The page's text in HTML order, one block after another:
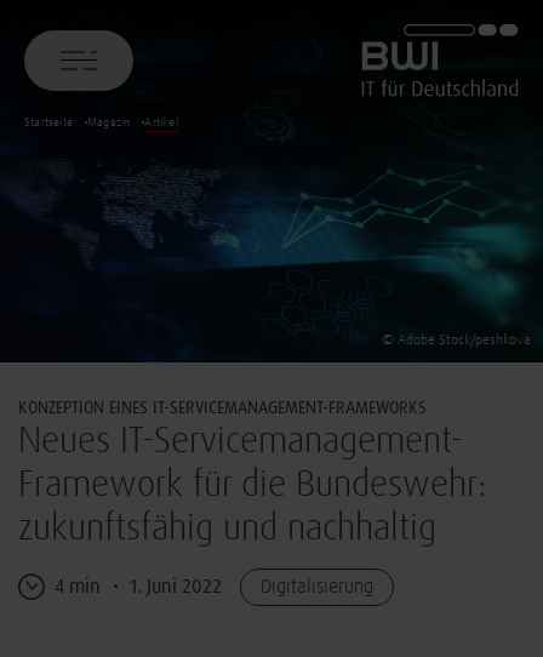
BWI GmbH
Startseite Magazin Artikel
© Adobe Stock/peshkova
KONZEPTION EINES IT-SERVICEMANAGEMENT-FRAMEWORKS
Neues IT-Servicemanagement-
Framework für die Bundeswehr:
zukunftsfähig und nachhaltig
4 min 1. Juni 2022 Digitalisierung